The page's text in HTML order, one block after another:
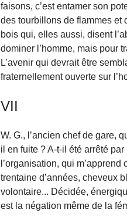
faisons, c’est entamer son
des tourbillons de flammes et
bois qui, elles aussi, disent
dominer l’homme, mais pour
L’avenir qui devrait être
fraternellement ouverte sur
VII
W. G., l’ancien chef de gare,
il en fuite ? A-t-il été arrêté
l’organisation, qui
trentaine d’années, cheveux
volontaire... Décidée,
est la négation même de la